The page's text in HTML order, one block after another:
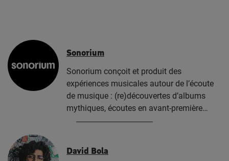
Sonorium
Sonorium conçoit et produit des
expériences musicales autour de l’écoute
de musique : (re)découvertes d’albums
mythiques, écoutes en avant-première…
David Bola